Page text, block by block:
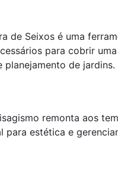
de Seixos é uma
para cobrir
planejamento de jardins.
remonta aos
para estética e